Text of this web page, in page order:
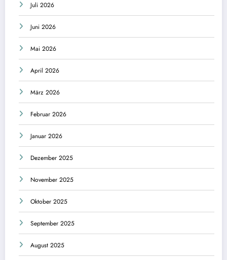
Juli 2026
Juni 2026
Mai 2026
April 2026
März 2026
Februar 2026
Januar 2026
Dezember 2025
November 2025
Oktober 2025
September 2025
August 2025